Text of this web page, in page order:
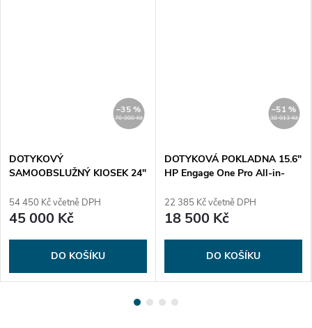
70 000 Kč
–35 %
DOTYKOVÝ
SAMOOBSLUŽNÝ KIOSEK 24"
LH24KMC3BGCXEN
54 450 Kč včetně DPH
45 000 Kč
DO KOŠÍKU
38 013 Kč
–51 %
DOTYKOVÁ POKLADNA 15.6"
HP Engage One Pro All-in-
22 385 Kč včetně DPH
18 500 Kč
DO KOŠÍKU